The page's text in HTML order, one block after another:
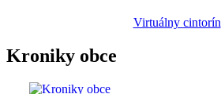
Virtuálny cintorín
Kroniky obce